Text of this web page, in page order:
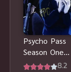
Psycho Pass
Season One
ไซโค พาส8.2